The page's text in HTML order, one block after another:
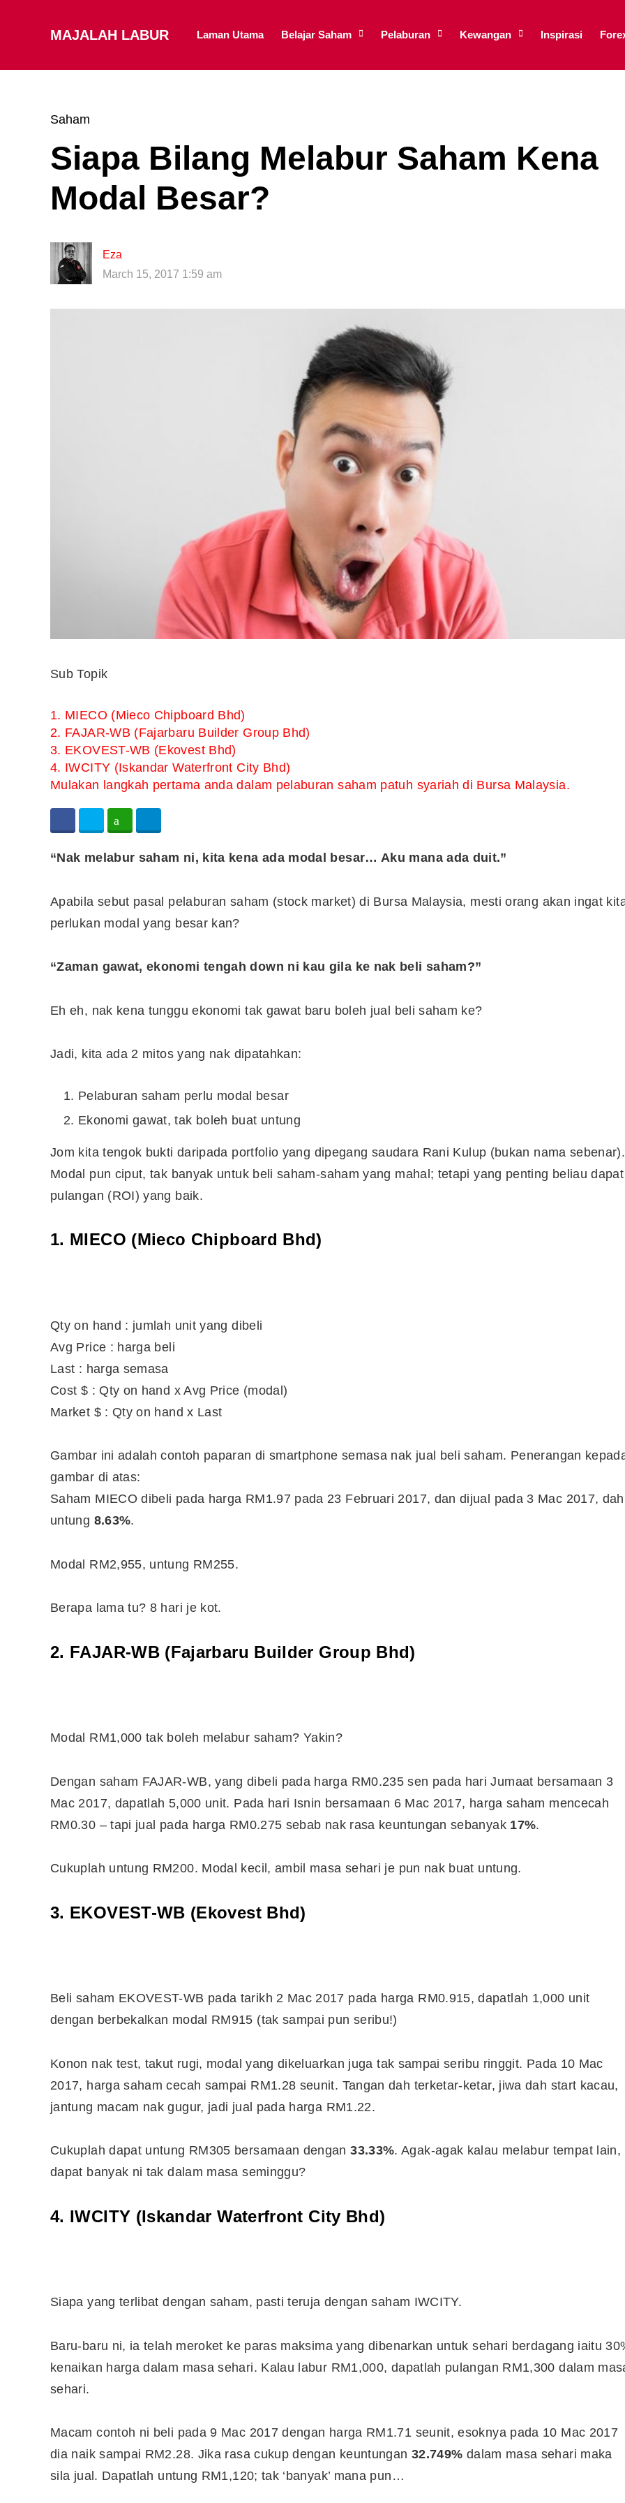
MAJALAH LABUR Laman Utama Belajar Saham Pelaburan Kewangan Inspirasi
Saham
Siapa Bilang Melabur Saham Kena
Modal Besar?
Eza
March 15, 2017 1:59 am
Sub Topik
1. MIECO (Mieco Chipboard Bhd)
2. FAJAR-WB (Fajarbaru Builder Group Bhd)
3. EKOVEST-WB (Ekovest Bhd)
4. IWCITY (Iskandar Waterfront City Bhd)
Mulakan langkah pertama anda dalam pelaburan saham patuh syariah di Bursa Malaysia.
“Nak melabur saham ni, kita kena ada modal besar… Aku mana ada duit.”
Apabila sebut pasal pelaburan saham (stock market) di Bursa Malaysia, mesti orang akan ingat
perlukan modal yang besar kan?
“Zaman gawat, ekonomi tengah down ni kau gila ke nak beli saham?”
Eh eh, nak kena tunggu ekonomi tak gawat baru boleh jual beli saham ke?
Jadi, kita ada 2 mitos yang nak dipatahkan:
Pelaburan saham perlu modal besar
Ekonomi gawat, tak boleh buat untung
Jom kita tengok bukti daripada portfolio yang dipegang saudara Rani Kulup (bukan nama sebenar).
Modal pun ciput, tak banyak untuk beli saham-saham yang mahal; tetapi yang penting beliau dapat
pulangan (ROI) yang baik.
1. MIECO (Mieco Chipboard Bhd)
Qty on hand : jumlah unit yang dibeli
Avg Price : harga beli
Last : harga semasa
Cost $ : Qty on hand x Avg Price (modal)
Market $ : Qty on hand x Last
Gambar ini adalah contoh paparan di smartphone semasa nak jual beli saham. Penerangan
gambar di atas:
Saham MIECO dibeli pada harga RM1.97 pada 23 Februari 2017, dan dijual pada 3 Mac 2017, dah
untung 8.63%.
Modal RM2,955, untung RM255.
Berapa lama tu? 8 hari je kot.
2. FAJAR-WB (Fajarbaru Builder Group Bhd)
Modal RM1,000 tak boleh melabur saham? Yakin?
Dengan saham FAJAR-WB, yang dibeli pada harga RM0.235 sen pada hari Jumaat bersamaan 3
Mac 2017, dapatlah 5,000 unit. Pada hari Isnin bersamaan 6 Mac 2017, harga saham mencecah
RM0.30 – tapi jual pada harga RM0.275 sebab nak rasa keuntungan sebanyak 17%.
Cukuplah untung RM200. Modal kecil, ambil masa sehari je pun nak buat untung.
3. EKOVEST-WB (Ekovest Bhd)
Beli saham EKOVEST-WB pada tarikh 2 Mac 2017 pada harga RM0.915, dapatlah 1,000 unit
dengan berbekalkan modal RM915 (tak sampai pun seribu!)
Konon nak test, takut rugi, modal yang dikeluarkan juga tak sampai seribu ringgit. Pada 10 Mac
2017, harga saham cecah sampai RM1.28 seunit. Tangan dah terketar-ketar, jiwa dah start kacau,
jantung macam nak gugur, jadi jual pada harga RM1.22.
Cukuplah dapat untung RM305 bersamaan dengan33.33%. Agak-agak kalau melabur tempat lain,
dapat banyak ni tak dalam masa seminggu?
4. IWCITY (Iskandar Waterfront City Bhd)
Siapa yang terlibat dengan saham, pasti teruja dengan saham IWCITY.
Baru-baru ni, ia telah meroket ke paras maksima yang dibenarkan untuk sehari berdagang iaitu
kenaikan harga dalam masa sehari. Kalau labur RM1,000, dapatlah pulangan RM1,300 dalam
sehari.
Macam contoh ni beli pada 9 Mac 2017 dengan harga RM1.71 seunit, esoknya pada 10 Mac 2017
dia naik sampai RM2.28. Jika rasa cukup dengan keuntungan 32.749% dalam masa sehari maka
sila jual. Dapatlah untung RM1,120; tak ‘banyak’ mana pun…
Editor Picks
10 Aplikasi Perlu Ada Dalam
Saham